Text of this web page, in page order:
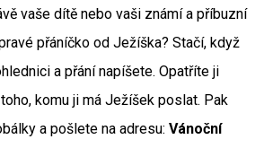
vaše dítě nebo vaši známí a příbuzní
přáníčko od Ježíška? Stačí, když
a přání napíšete. Opatříte ji
komu ji má Ježíšek poslat. Pak
a pošlete na adresu: Vánoční